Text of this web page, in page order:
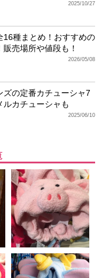
2025/10/27
16種まとめ！おすすめの
売場所や値段も！
2026/05/08
ズの定番カチューシャ7
カチューシャも
2025/06/10